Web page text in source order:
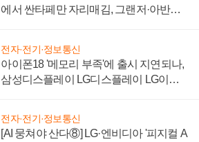
에서 싼타페만 자리매김, 그랜저·아반떼
전자·전기·정보통신
아이폰18 '메모리 부족'에 출시 지연되나,
삼성디스플레이 LG디스플레이 LG이노
전자·전기·정보통신
[AI 뭉쳐야 산다⑧] LG·엔비디아 '피지컬 A